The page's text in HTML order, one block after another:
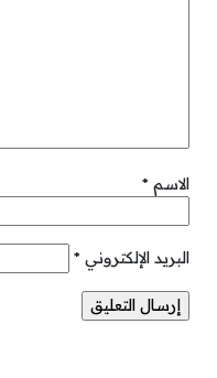
الاسم *
البريد الإلكتروني *